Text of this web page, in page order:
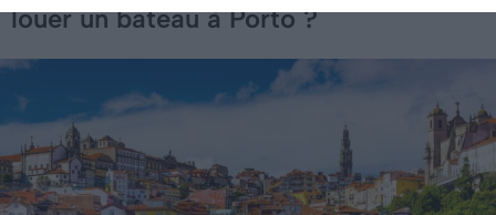
louer un bateau à Porto ?